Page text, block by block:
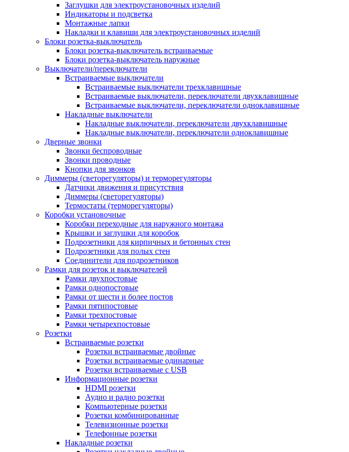
Заглушки для электроустановочных изделий
Индикаторы и подсветка
Монтажные лапки
Накладки и клавиши для электроустановочных изделий
Блоки розетка-выключатель
Блоки розетка-выключатель встраиваемые
Блоки розетка-выключатель наружные
Выключатели/переключатели
Встраиваемые выключатели
Встраиваемые выключатели трехклавишные
Встраиваемые выключатели, переключатели двухклавишные
Встраиваемые выключатели, переключатели одноклавишные
Накладные выключатели
Накладные выключатели, переключатели двухклавишные
Накладные выключатели, переключатели одноклавишные
Дверные звонки
Звонки беспроводные
Звонки проводные
Кнопки для звонков
Диммеры (светорегуляторы) и терморегуляторы
Датчики движения и присутствия
Диммеры (светорегуляторы)
Термостаты (терморегуляторы)
Коробки установочные
Коробки переходные для наружного монтажа
Крышки и заглушки для коробок
Подрозетники для кирпичных и бетонных стен
Подрозетники для полых стен
Соединители для подрозетников
Рамки для розеток и выключателей
Рамки двухпостовые
Рамки однопостовые
Рамки от шести и более постов
Рамки пятипостовые
Рамки трехпостовые
Рамки четырехпостовые
Розетки
Встраиваемые розетки
Розетки встраиваемые двойные
Розетки встраиваемые одинарные
Розетки встраиваемые с USB
Информационные розетки
HDMI розетки
Аудио и радио розетки
Компьютерные розетки
Розетки комбинированные
Телевизионные розетки
Телефонные розетки
Накладные розетки